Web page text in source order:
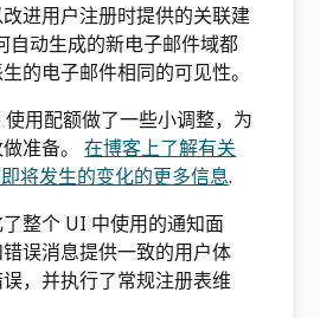
进用户注册时提供的关联建
自动生成的新电子邮件域都
的电子邮件相同的可见性。
用配额做了一些小调整，为
做准备。在博客上了解有关
将发生的变化的更多信息.
整个 UI 中使用的通知面
误消息提供一致的用户体
，并执行了常规注册表维